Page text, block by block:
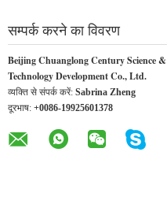
सम्पर्क करने का विवरण
Beijing Chuanglong Century Science &
Technology Development Co., Ltd.
व्यक्ति से संपर्क करें: Sabrina Zheng
दूरभाष: +0086-19925601378